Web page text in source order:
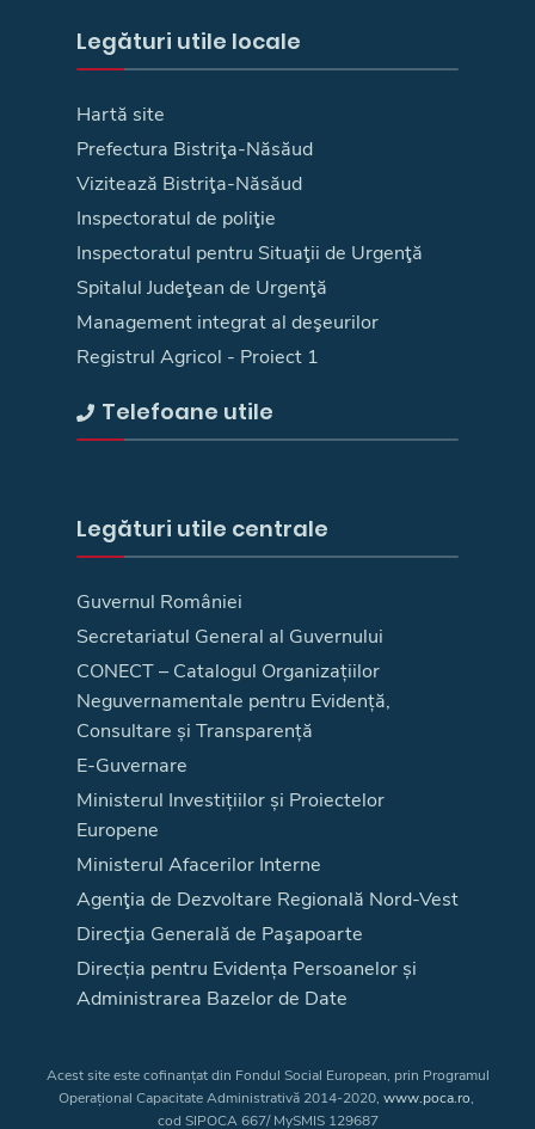
Legături utile locale
Hartă site
Prefectura Bistriţa-Năsăud
Vizitează Bistriţa-Năsăud
Inspectoratul de poliţie
Inspectoratul pentru Situaţii de Urgenţă
Spitalul Judeţean de Urgenţă
Management integrat al deşeurilor
Registrul Agricol - Proiect 1
Telefoane utile
Legături utile centrale
Guvernul României
Secretariatul General al Guvernului
CONECT – Catalogul Organizațiilor
Neguvernamentale pentru Evidență,
Consultare și Transparență
E-Guvernare
Ministerul Investițiilor și Proiectelor
Europene
Ministerul Afacerilor Interne
Agenţia de Dezvoltare Regională Nord-Vest
Direcţia Generală de Paşapoarte
Direcția pentru Evidența Persoanelor și
Administrarea Bazelor de Date
Acest site este cofinanțat din Fondul Social European, prin Programul
Operațional Capacitate Administrativă 2014-2020, www.poca.ro,
cod SIPOCA 667/ MySMIS 129687